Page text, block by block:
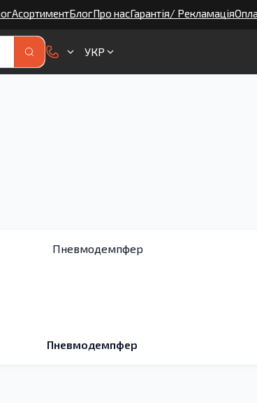
АсортиментБлогПро насГарантія/ Рекламація
УКР
Пневмодемпфер